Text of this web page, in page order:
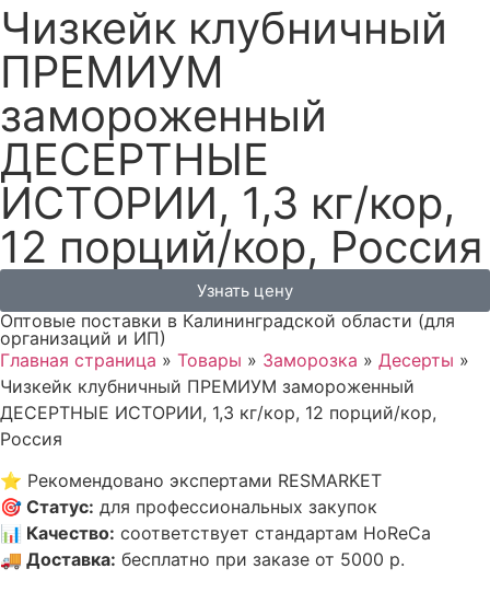
Чизкейк клубничный
ПРЕМИУМ
замороженный
ДЕСЕРТНЫЕ
ИСТОРИИ, 1,3 кг/кор,
12 порций/кор, Россия
Узнать цену
Оптовые поставки в Калининградской области (для
организаций и ИП)
Главная страница » Товары » Заморозка » Десерты »
Чизкейк клубничный ПРЕМИУМ замороженный
ДЕСЕРТНЫЕ ИСТОРИИ, 1,3 кг/кор, 12 порций/кор,
Россия
⭐ Рекомендовано экспертами RESMARKET
🎯 Статус: для профессиональных закупок
📊 Качество: соответствует стандартам HoReCa
🚚 Доставка: бесплатно при заказе от 5000 р.